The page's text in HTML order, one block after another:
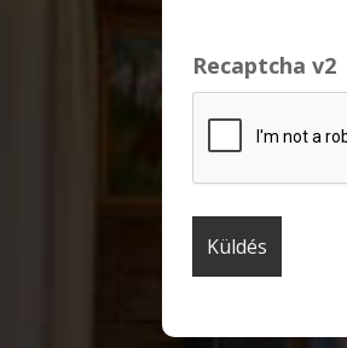
Recaptcha v2